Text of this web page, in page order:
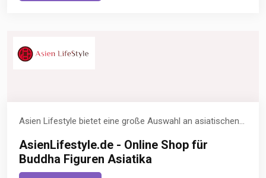
Asien Lifestyle bietet eine große Auswahl an asiatischen...
AsienLifestyle.de - Online Shop für
Buddha Figuren Asiatika